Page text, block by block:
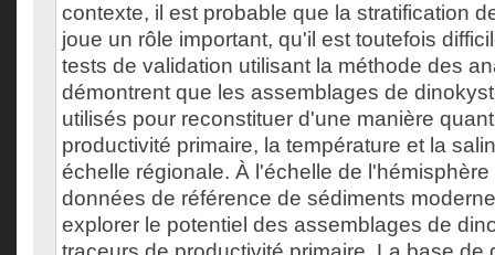
contexte, il est probable que la stratification
joue un rôle important, qu'il est toutefois
tests de validation utilisant la méthode des
démontrent que les assemblages de
utilisés pour reconstituer d'une manière
productivité primaire, la température et la
échelle régionale. À l'échelle de
données de référence de sédiments
explorer le potentiel des assemblages de